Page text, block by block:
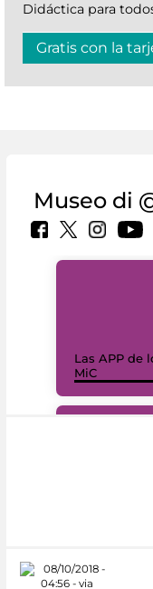
Didáctica para
Gratis con la
Museo di
Las APP de
MiC